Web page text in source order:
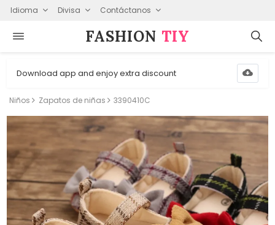
Idioma Divisa Contáctanos
FASHION⁠ TIY
Download app and enjoy extra discount
Niños Zapatos de niñas 3390410C